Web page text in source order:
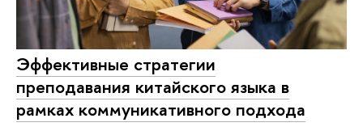
Эффективные стратегии
преподавания китайского языка в
рамках коммуникативного подхода